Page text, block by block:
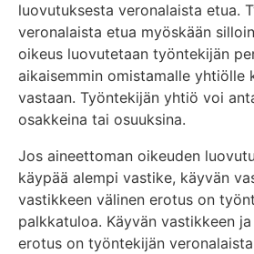
luovutuksesta veronalaista etua.
veronalaista etua myöskään
oikeus luovutetaan työntekijän
aikaisemmin omistamalle yhtiölle
vastaan. Työntekijän yhtiö voi
osakkeina tai osuuksina.
Jos aineettoman oikeuden
käypää alempi vastike, käyvän
vastikkeen välinen erotus on
palkkatuloa. Käyvän vastikkeen
erotus on työntekijän